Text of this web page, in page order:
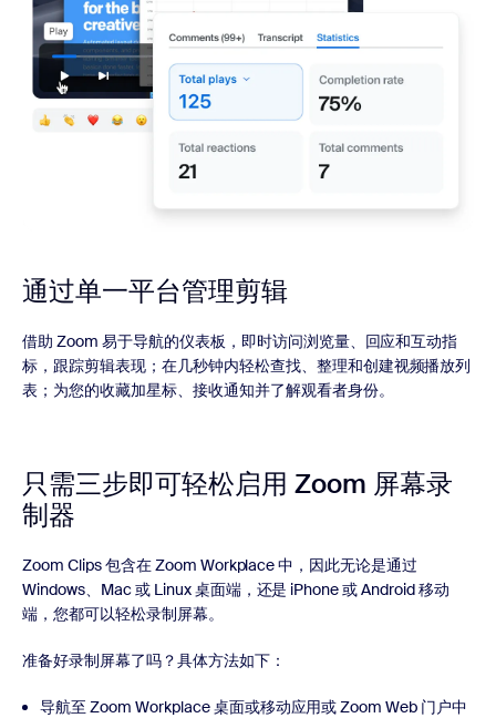
通过单一平台管理剪辑
借助 Zoom 易于导航的仪表板，即时访问浏览量、回应和互动指
标，跟踪剪辑表现；在几秒钟内轻松查找、整理和创建视频播放列
表；为您的收藏加星标、接收通知并了解观看者身份。
只需三步即可轻松启用 Zoom 屏幕录
制器
Zoom Clips 包含在 Zoom Workplace 中，因此无论是通过
Windows、Mac 或 Linux 桌面端，还是 iPhone 或 Android 移动
端，您都可以轻松录制屏幕。
准备好录制屏幕了吗？具体方法如下：
导航至 Zoom Workplace 桌面或移动应用或 Zoom Web 门户中